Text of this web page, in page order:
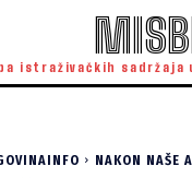
istraživačkih sadržaja
NAKON NAŠE